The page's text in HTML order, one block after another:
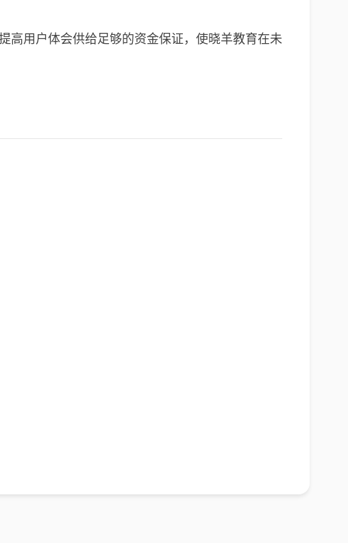
高用户体会供给足够的资金保证，使晓羊教育在未